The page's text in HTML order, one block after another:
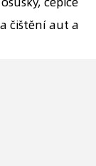
čištění aut a